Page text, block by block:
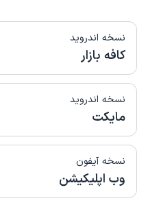
نسخه اندروید
کافه بازار
نسخه اندروید
مایکت
نسخه آیفون
وب اپلیکیشن